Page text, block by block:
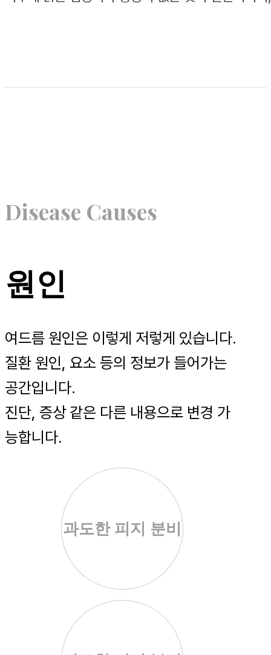
Disease Causes
원인
여드름 원인은 이렇게 저렇게 있습니다.
질환 원인, 요소 등의 정보가 들어가는
공간입니다.
진단, 증상 같은 다른 내용으로 변경 가
능합니다.
과도한 피지 분비